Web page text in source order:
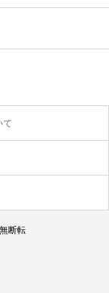
て
断転